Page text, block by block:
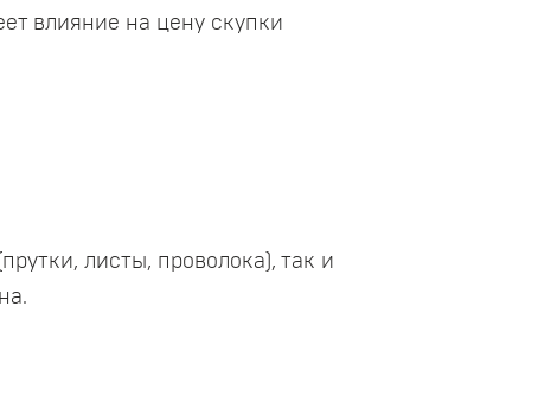
влияние на цену скупки
листы, проволока), так и